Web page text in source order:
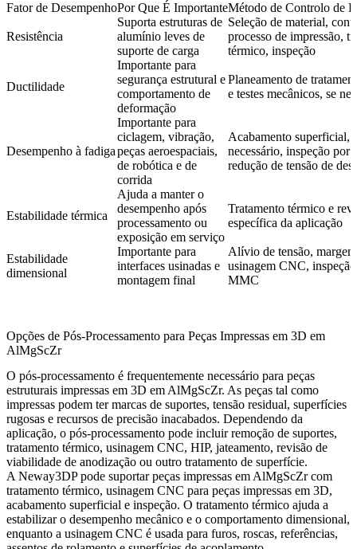
Fator de DesempenhoPor Que É ImportanteMétodo de Controlo de
Resistência
Suporta estruturas de
alumínio leves de
suporte de carga
Seleção de material,
processo de impressão,
térmico, inspeção
Ductilidade
Importante para
segurança estrutural e
comportamento de
deformação
Planeamento de
e testes mecânicos, se
Desempenho à fadiga
Importante para
ciclagem, vibração,
peças aeroespaciais,
de robótica e de
corrida
Acabamento superficial,
necessário, inspeção por
redução de tensão de
Estabilidade térmica
Ajuda a manter o
desempenho após
processamento ou
exposição em serviço
Tratamento térmico e
específica da aplicação
Estabilidade
dimensional
Importante para
interfaces usinadas e
montagem final
Alívio de tensão,
usinagem CNC,
MMC
Opções de Pós-Processamento para Peças Impressas em 3D em
AlMgScZr
O pós-processamento é frequentemente necessário para peças
estruturais impressas em 3D em AlMgScZr. As peças tal como
impressas podem ter marcas de suportes, tensão residual, superfícies
rugosas e recursos de precisão inacabados. Dependendo da
aplicação, o pós-processamento pode incluir remoção de suportes,
tratamento térmico, usinagem CNC, HIP, jateamento, revisão de
viabilidade de anodização ou outro tratamento de superfície.
A Neway3DP pode suportar peças impressas em AlMgScZr com
tratamento térmico, usinagem CNC para peças impressas em 3D,
acabamento superficial e inspeção. O tratamento térmico ajuda a
estabilizar o desempenho mecânico e o comportamento dimensional,
enquanto a usinagem CNC é usada para furos, roscas, referências,